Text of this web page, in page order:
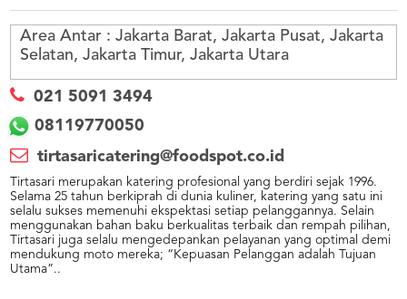
Area Antar : Jakarta Barat, Jakarta Pusat, Jakarta
Selatan, Jakarta Timur, Jakarta Utara
021 5091 3494
08119770050
tirtasaricatering@foodspot.co.id
Tirtasari merupakan katering profesional yang berdiri sejak 1996.
Selama 25 tahun berkiprah di dunia kuliner, katering yang satu ini
selalu sukses memenuhi ekspektasi setiap pelanggannya. Selain
menggunakan bahan baku berkualitas terbaik dan rempah pilihan,
Tirtasari juga selalu mengedepankan pelayanan yang optimal demi
mendukung moto mereka; “Kepuasan Pelanggan adalah Tujuan
Utama”..